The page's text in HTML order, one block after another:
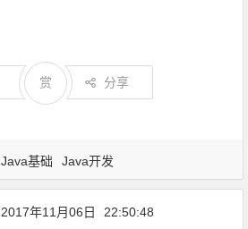
分享
赏
Java基础 Java开发
2017年11月06日
22:50:48